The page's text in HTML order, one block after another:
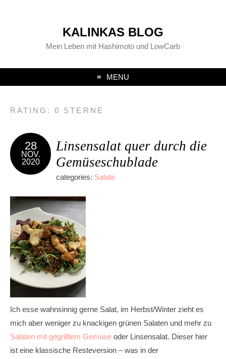
KALINKAS BLOG
Mein Leben mit Hashimoto und LowCarb
MENU
RATING:0 STERNE
28
NOV.
2020
Linsensalat quer durch die
Gemüseschublade
categories: Salate
Ich esse wahnsinnig gerne Salat, im Herbst/Winter zieht es
mich aber weniger zu knackigen grünen Salaten und mehr zu
Salaten mit gegrilltem Gemüse oder Linsensalat. Dieser hier
ist eine klassische Resteversion – was in der